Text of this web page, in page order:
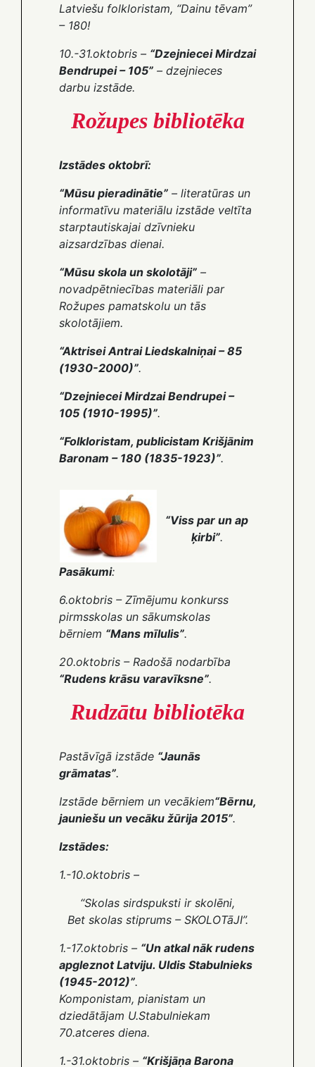
Latviešu folkloristam, “Dainu tēvam”
– 180!
10.-31.oktobris – “Dzejniecei Mirdzai
Bendrupei – 105” – dzejnieces
darbu izstāde.
Rožupes bibliotēka
Izstādes oktobrī:
“Mūsu pieradinātie” – literatūras un
informatīvu materiālu izstāde veltīta
starptautiskajai dzīvnieku
aizsardzības dienai.
“Mūsu skola un skolotāji” –
novadpētniecības materiāli par
Rožupes pamatskolu un tās
skolotājiem.
“Aktrisei Antrai Liedskalniņai – 85
(1930-2000)”.
“Dzejniecei Mirdzai Bendrupei –
105 (1910-1995)”.
“Folkloristam, publicistam Krišjānim
Baronam – 180 (1835-1923)”.
“Viss par un ap
ķirbi”.
Pasākumi:
6.oktobris – Zīmējumu konkurss
pirmsskolas un sākumskolas
bērniem “Mans mīlulis”.
20.oktobris – Radošā nodarbība
“Rudens krāsu varavīksne”.
Rudzātu bibliotēka
Pastāvīgā izstāde “Jaunās
grāmatas”.
Izstāde bērniem un vecākiem“Bērnu,
jauniešu un vecāku žūrija 2015”.
Izstādes:
1.-10.oktobris –
“Skolas sirdspuksti ir skolēni,
Bet skolas stiprums – SKOLOTāJI”.
1.-17.oktobris – “Un atkal nāk rudens
apgleznot Latviju. Uldis Stabulnieks
(1945-2012)”.
Komponistam, pianistam un
dziedātājam U.Stabulniekam
70.atceres diena.
1.-31.oktobris – “Krišjāņa Barona